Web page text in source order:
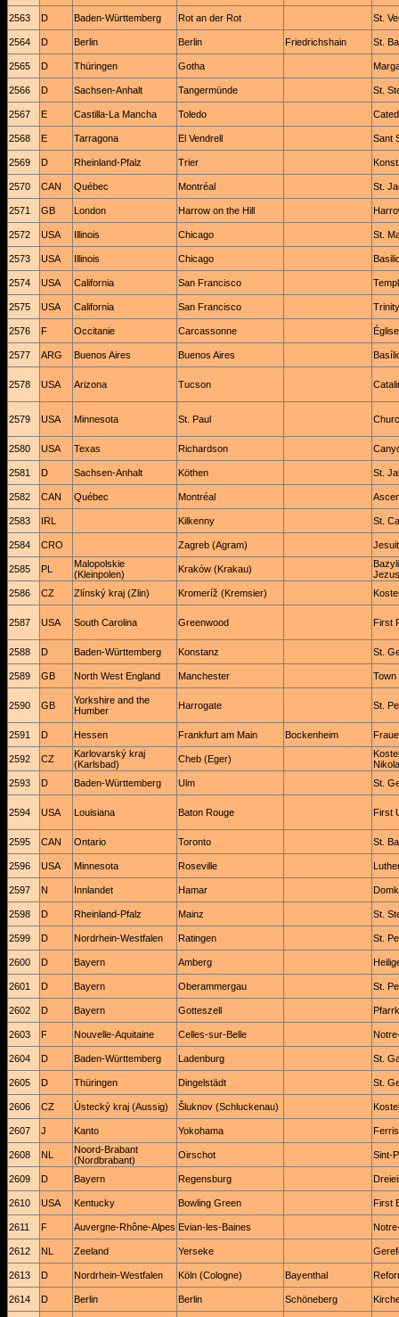
2563 D Baden-Württemberg Rot an der Rot St.
2564 D Berlin Berlin Friedrichshain St.
2565 D Thüringen Gotha
2566 D Sachsen-Anhalt Tangermünde St.
2567 E Castilla-La Mancha Toledo
2568 E Tarragona El Vendrell Sant
2569 D Rheinland-Pfalz Trier
2570 CAN Québec Montréal St.
2571 GB London Harrow on the Hill
2572 USA Illinois Chicago St.
2573 USA Illinois Chicago
2574 USA California San Francisco
2575 USA California San Francisco
2576 F Occitanie Carcassonne
2577 ARG Buenos Aires Buenos Aires
2578 USA Arizona Tucson
2579 USA Minnesota St. Paul
2580 USA Texas Richardson
2581 D Sachsen-Anhalt Köthen St.
2582 CAN Québec Montréal
2583 IRL Kilkenny St.
2584 CRO Zagreb (Agram)
2585 PL
Malopolskie
(Kleinpolen)
Kraków (Krakau)
2586
CZ Zlínský kraj (Zlin) Kromeríž (Kremsier)
2587 USA South Carolina Greenwood First
2588 D Baden-Württemberg Konstanz St.
2589 GB North West England Manchester Town
2590 GB
Yorkshire and the
Humber
Harrogate St.
2591 D Hessen Frankfurt am Main Bockenheim
2592 CZ
Karlovarský kraj
(Karlsbad)
Cheb (Eger)
2593
D Baden-Württemberg Ulm St.
2594 USA Louisiana Baton Rouge First
2595 CAN Ontario Toronto St.
2596 USA Minnesota Roseville
2597 N Innlandet Hamar
2598 D Rheinland-Pfalz Mainz St.
2599 D Nordrhein-Westfalen Ratingen St.
2600 D Bayern Amberg
2601 D Bayern Oberammergau St.
2602 D Bayern Gotteszell
2603 F Nouvelle-Aquitaine Celles-sur-Belle
2604 D Baden-Württemberg Ladenburg St.
2605 D Thüringen Dingelstädt St.
2606 CZ Ústecký kraj (Aussig) Šluknov (Schluckenau)
2607 J Kanto Yokohama
2608 NL
Noord-Brabant
(Nordbrabant)
Oirschot Sint-
2609 D Bayern Regensburg
2610 USA Kentucky Bowling Green First
2611 F Auvergne-Rhône-Alpes Evian-les-Baines
2612 NL Zeeland Yerseke
2613 D Nordrhein-Westfalen Köln (Cologne) Bayenthal
2614 D Berlin Berlin Schöneberg